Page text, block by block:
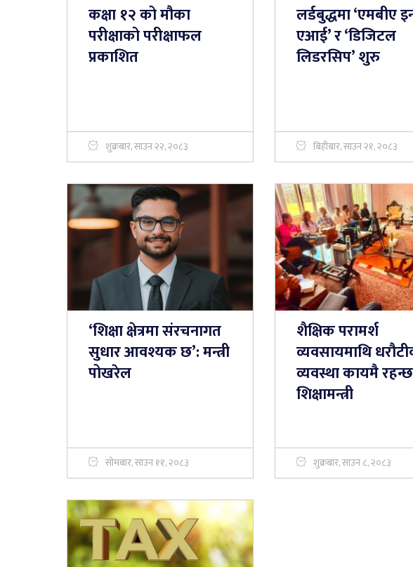
कक्षा १२ को मौका
परीक्षाको परीक्षाफल
प्रकाशित
शुक्रबार, साउन २२, २०८३
लर्डबुद्धमा ‘एमबीए
एआई’ र ‘डिजिटल
लिडरसिप’ शुरु
बिहीबार, साउन २१, २०८३
‘शिक्षा क्षेत्रमा संरचनागत
सुधार आवश्यक छ’: मन्त्री
पोखरेल
सोमबार, साउन ११, २०८३
शैक्षिक परामर्श
व्यवसायमाथि
व्यवस्था कायमै
शिक्षामन्त्री
शुक्रबार, साउन ८, २०८३